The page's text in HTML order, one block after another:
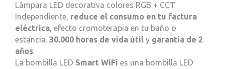
Lámpara LED decorativa colores RGB + CCT
Independiente, reduce el consumo en tu factura
eléctrica, efecto cromoterapia en tu baño o
estancia. 30.000 horas de vida útil y garantía de 2
años.
La bombilla LED Smart WiFi es una bombilla LED